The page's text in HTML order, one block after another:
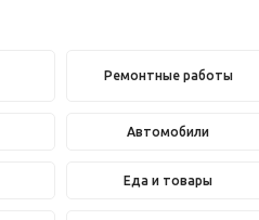
Ремонтные работы
Автомобили
Еда и товары